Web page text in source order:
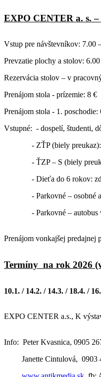
EXPO CENTER a. s.
Vstup pre návštevníkov: 7.00
Prevzatie plochy a stolov:
Rezervácia stolov – v
Prenájom stola - prízemie: 8 €
Prenájom stola - 1. poschodie:
Vstupné: - dospelí, študenti,
- ZŤP (biely preukaz):
- ŤZP – S (biely
- Dieťa do 6 rokov:
- Parkovné – osobné
- Parkovné –
Prenájom vonkajšej predajnej
Termíny na rok 2026
10.1. / 14.2. / 14.3. / 18.4. /
EXPO CENTER a.s., K
Info: Peter Kvasnica, 0905
Janette Cintulová, 0903